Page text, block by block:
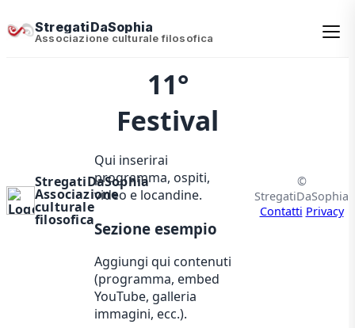
StregatiDaSophia
Associazione culturale filosofica
StregatiDaSophia
Associazione
culturale
filosofica
11°
Festival
Qui inserirai
programma, ospiti,
video e locandine.
Sezione esempio
Aggiungi qui contenuti
(programma, embed
YouTube, galleria
immagini, ecc.).
©
StregatiDaSophia
Contatti Privacy